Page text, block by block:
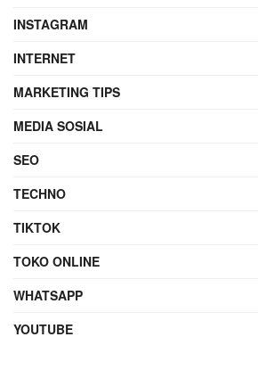
INSTAGRAM
INTERNET
MARKETING TIPS
MEDIA SOSIAL
SEO
TECHNO
TIKTOK
TOKO ONLINE
WHATSAPP
YOUTUBE